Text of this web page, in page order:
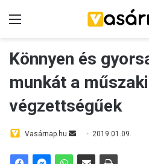
Könnyen és
munkát a műszaki
végzettségűek
Vasárnap.hu 2019.01.09.